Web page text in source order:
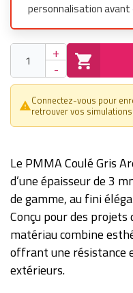
personnalisation avant
+
-
warning_amber
Connectez-vous pour
retrouver vos simulations.
Le PMMA Coulé Gris
d’une épaisseur de 3
de gamme, au fini
Conçu pour des
matériau combine
offrant une résistance
extérieurs.